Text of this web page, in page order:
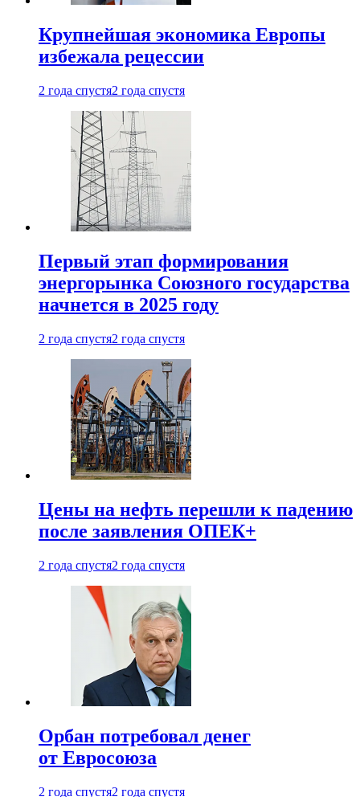
Крупнейшая экономика Европы
избежала рецессии
2 года спустя2 года спустя
Первый этап формирования
энергорынка Союзного государства
начнется в 2025 году
2 года спустя2 года спустя
Цены на нефть перешли к падению
после заявления ОПЕК+
2 года спустя2 года спустя
Орбан потребовал денег
от Евросоюза
2 года спустя2 года спустя